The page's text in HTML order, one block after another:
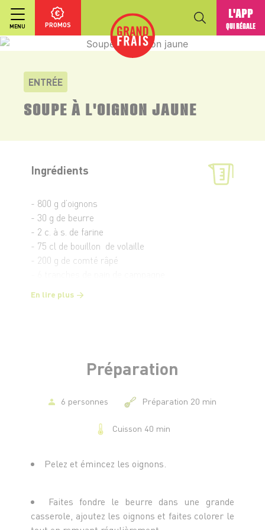
MENU PROMOS
L'APP
QUI RÉGALE
ENTRÉE
SOUPE À L'OIGNON JAUNE
Ingrédients
- 800 g d’oignons
- 30 g de beurre
- 2 c. à s. de farine
- 75 cl de bouillon de volaille
- 200 g de comté râpé
En lire plus
Préparation
6 personnes Préparation 20 min
Cuisson 40 min
Pelez et émincez les oignons.
Faites fondre le beurre dans une grande
casserole, ajoutez les oignons et faites colorer le